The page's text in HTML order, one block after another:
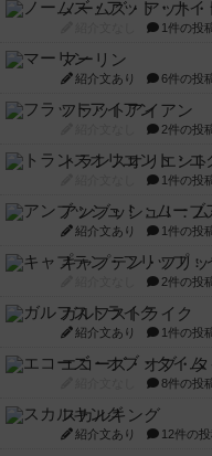
ノームズ・アット・
1件の投
マーリン
紹介文あり 6件の投
フラットアイアン
2件の投
トランスオリエン
1件の投
アンブッシュ！：ム
紹介文あり 1件の投
キャプテン・フリ
2件の投
ガルフストライク
紹介文あり 1件の投
エコーズ・オブ・
8件の投
スカルキング
紹介文あり 12件の